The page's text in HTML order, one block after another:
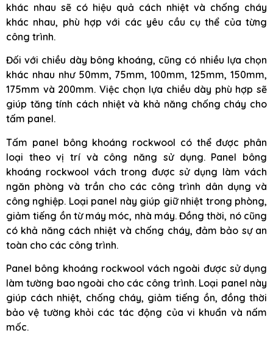
khác nhau sẽ có hiệu quả cách nhiệt và chống cháy
khác nhau, phù hợp với các yêu cầu cụ thể của từng
công trình.
Đối với chiều dày bông khoáng, cũng có nhiều lựa chọn
khác nhau như 50mm, 75mm, 100mm, 125mm, 150mm,
175mm và 200mm. Việc chọn lựa chiều dày phù hợp sẽ
giúp tăng tính cách nhiệt và khả năng chống cháy cho
tấm panel.
Tấm panel bông khoáng rockwool có thể được phân
loại theo vị trí và công năng sử dụng. Panel bông
khoáng rockwool vách trong được sử dụng làm vách
ngăn phòng và trần cho các công trình dân dụng và
công nghiệp. Loại panel này giúp giữ nhiệt trong phòng,
giảm tiếng ồn từ máy móc, nhà máy. Đồng thời, nó cũng
có khả năng cách nhiệt và chống cháy, đảm bảo sự an
toàn cho các công trình.
Panel bông khoáng rockwool vách ngoài được sử dụng
làm tường bao ngoài cho các công trình. Loại panel này
giúp cách nhiệt, chống cháy, giảm tiếng ồn, đồng thời
bảo vệ tường khỏi các tác động của vi khuẩn và nấm
mốc.